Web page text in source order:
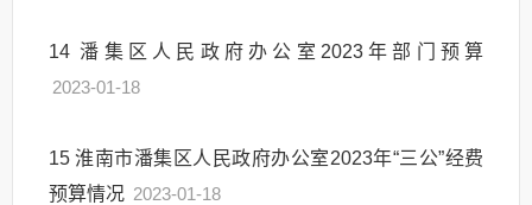
14 潘集区人民政府办公室2023年部门预算
2023-01-18
15 淮南市潘集区人民政府办公室2023年“三公”经费
预算情况 2023-01-18